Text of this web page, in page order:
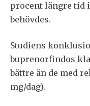
procent längre tid
behövdes.
Studiens
buprenorfindos
bättre än de med
mg/dag).